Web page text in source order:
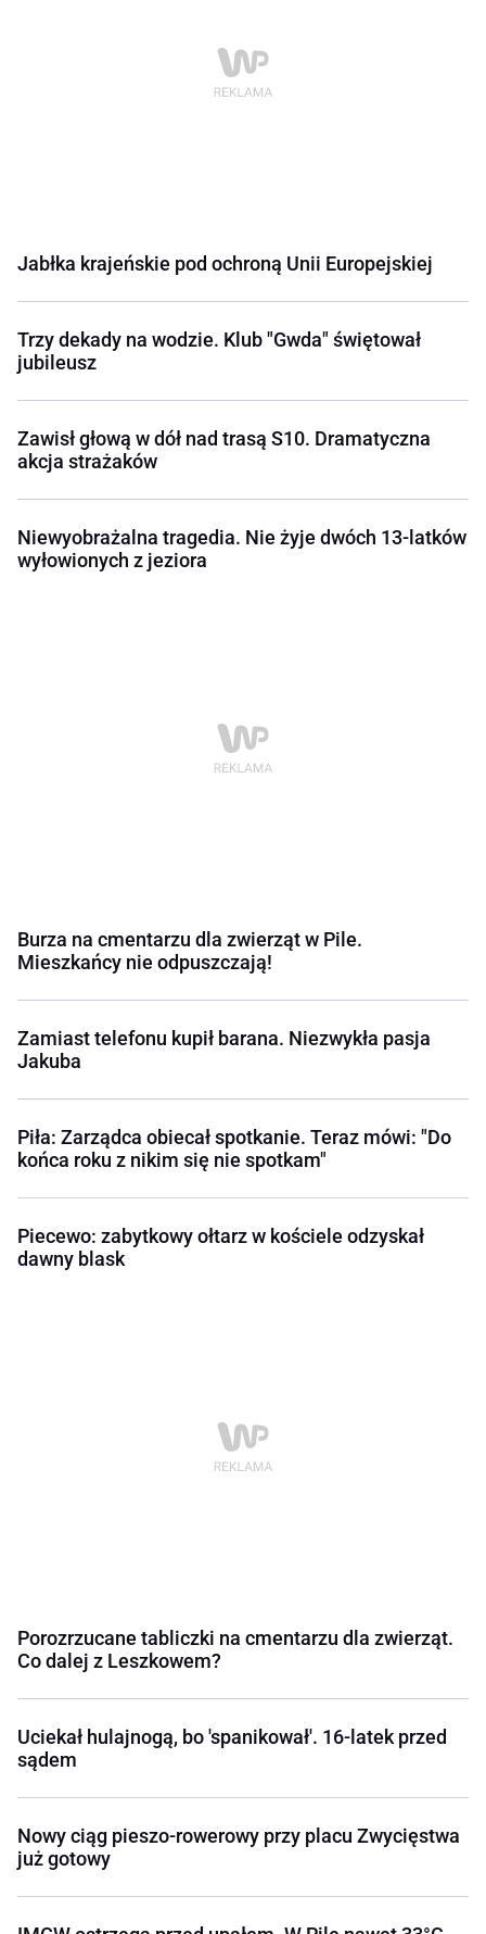
Jabłka krajeńskie pod ochroną Unii Europejskiej
Trzy dekady na wodzie. Klub "Gwda" świętował
jubileusz
Zawisł głową w dół nad trasą S10. Dramatyczna
akcja strażaków
Niewyobrażalna tragedia. Nie żyje dwóch 13-latków
wyłowionych z jeziora
Burza na cmentarzu dla zwierząt w Pile.
Mieszkańcy nie odpuszczają!
Zamiast telefonu kupił barana. Niezwykła pasja
Jakuba
Piła: Zarządca obiecał spotkanie. Teraz mówi: "Do
końca roku z nikim się nie spotkam"
Piecewo: zabytkowy ołtarz w kościele odzyskał
dawny blask
Porozrzucane tabliczki na cmentarzu dla zwierząt.
Co dalej z Leszkowem?
Uciekał hulajnogą, bo 'spanikował'. 16-latek przed
sądem
Nowy ciąg pieszo-rowerowy przy placu Zwycięstwa
już gotowy